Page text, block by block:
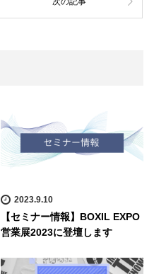
2023.9.10
【セミナー情報】BOXIL EXPO
営業展2023に登壇します